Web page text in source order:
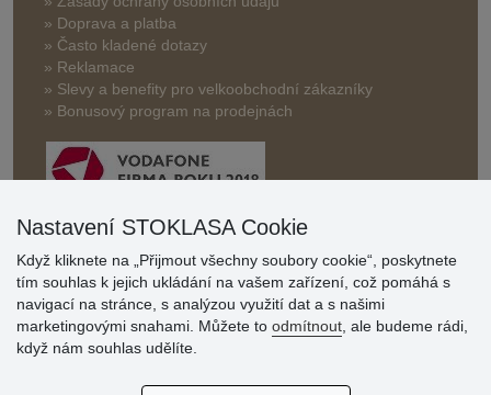
» Doprava a platba
» Často kladené dotazy
» Reklamace
» Slevy a benefity pro velkoobchodní zákazníky
» Bonusový program na prodejnách
Hodnocení
zákazníků
29.7.2026
Super obchod, kvalitní zboží za slušné ceny. Vřele
Nastavení STOKLASA Cookie
Když kliknete na „Přijmout všechny soubory cookie“, poskytnete
tím souhlas k jejich ukládání na vašem zařízení, což pomáhá s
navigací na stránce, s analýzou využití dat a s našimi
marketingovými snahami. Můžete to odmítnout , ale budeme rádi,
když nám souhlas udělíte.